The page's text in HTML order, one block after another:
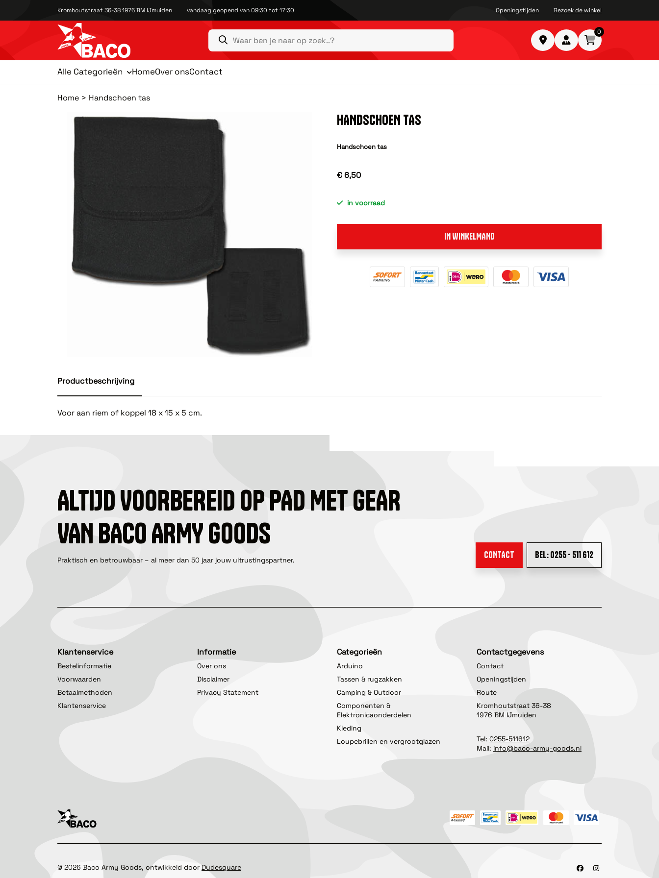
Kromhoutstraat 36-38 1976 BM IJmuiden vandaag geopend van 09:30 tot 17:30 Openingstijden Bezoek de winkel
0
Alle Categorieën HomeOver onsContact
Home Handschoen tas
HANDSCHOEN TAS
Handschoen tas
€ 6,50
in voorraad
IN WINKELMAND
Productbeschrijving
Voor aan riem of koppel 18 x 15 x 5 cm.
ALTIJD VOORBEREID OP PAD MET GEAR
VAN BACO ARMY GOODS
Praktisch en betrouwbaar – al meer dan 50 jaar jouw uitrustingspartner. CONTACT BEL: 0255 - 511 612
Klantenservice
Bestelinformatie
Voorwaarden
Betaalmethoden
Klantenservice
Informatie
Over ons
Disclaimer
Privacy Statement
Categorieën
Arduino
Tassen & rugzakken
Camping & Outdoor
Componenten &
Elektronicaonderdelen
Kleding
Loupebrillen en vergrootglazen
Contactgegevens
Contact
Openingstijden
Route
Kromhoutstraat 36-38
1976 BM IJmuiden
Tel: 0255-511612
Mail: info@baco-army-goods.nl
© 2026 Baco Army Goods, ontwikkeld doorDudesquare